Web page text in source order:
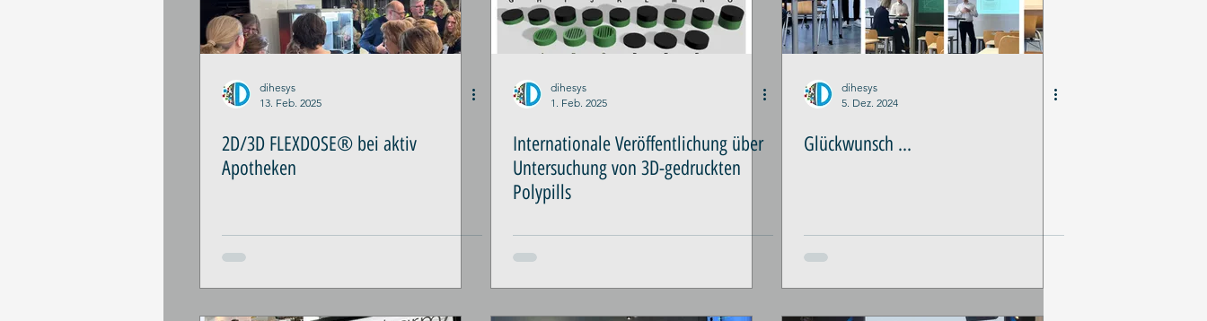
dihesys
13. Feb. 2025
2D/3D FLEXDOSE® bei aktiv
Apotheken
dihesys
1. Feb. 2025
Internationale Veröffentlichung über
Untersuchung von 3D-gedruckten
Polypills
dihesys
5. Dez. 2024
Glückwunsch ...